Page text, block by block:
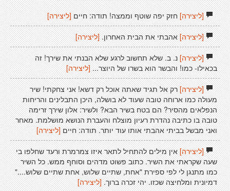
[ליצירה]חזק יפה שוטף וממצה! תודה: חיים[ליצירה]
[ליצירה]אהבתי את הבית האחרון. [ליצירה]
[ליצירה]נ. ב. שלא תחשוב לרגע שלא הבנתי את שירך! זה
בכאילו- כמו! והבשר הוא בשרו של היוצר...[ליצירה]
[ליצירה]רק אל תגיד שאתה אוכל רק דשא! אני צחקתי! שיר
מעולה כמו ארוחה טובה שעוד לא בושלה, היכן התבלינים והריחות
הנפלאים מהסיר? הם בטח בשיר הבא? ולשיר: אלון שירך זרימה
טובה בו כתיבה נהדרת רעיון מוצלח והעברת הנושא מושלמת. מאחר
ואני מבשל בביתי אהבתי אותו עוד יותר. תודה: חיים [ליצירה]
[ליצירה]אין מילים להתחיל לתאר איזו צמרמרת ורעד שחלפו בי
שעה שקראתי את השיר. כתוב פשוט מדהים וסוחף ממש. כל השיר
כמו מתנגן לי לפי ספירת "אחת, שתיים שלוש, אחת שתיים שלוש...."
דמיונית ומלחיצה שכזו. יהי זכרה ברוך. [ליצירה]